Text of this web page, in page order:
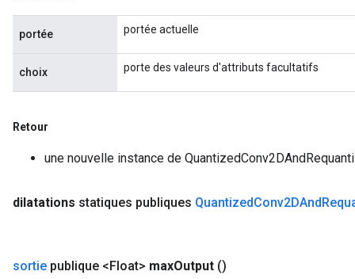
portée portée actuelle
choix porte des valeurs d'attributs facultatifs
Retour
une nouvelle instance de
dilatations statiques publiques QuantizedConv2DAnd
sortie publique <Float> maxOutput ()